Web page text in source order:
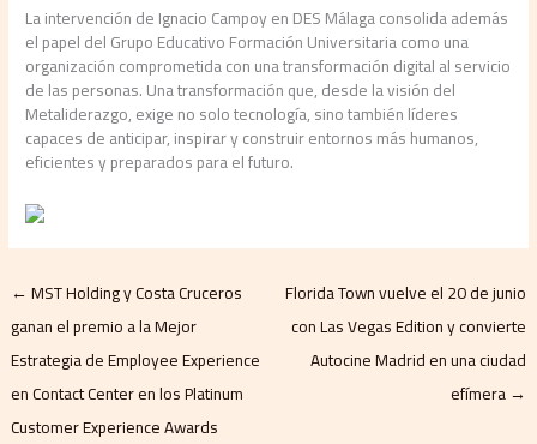
La intervención de Ignacio Campoy en DES Málaga consolida además
el papel del Grupo Educativo Formación Universitaria como una
organización comprometida con una transformación digital al servicio
de las personas. Una transformación que, desde la visión del
Metaliderazgo, exige no solo tecnología, sino también líderes
capaces de anticipar, inspirar y construir entornos más humanos,
eficientes y preparados para el futuro.
←MST Holding y Costa Cruceros
ganan el premio a la Mejor
Estrategia de Employee Experience
en Contact Center en los Platinum
Customer Experience Awards
Florida Town vuelve el 20 de junio
con Las Vegas Edition y convierte
Autocine Madrid en una ciudad
efímera→